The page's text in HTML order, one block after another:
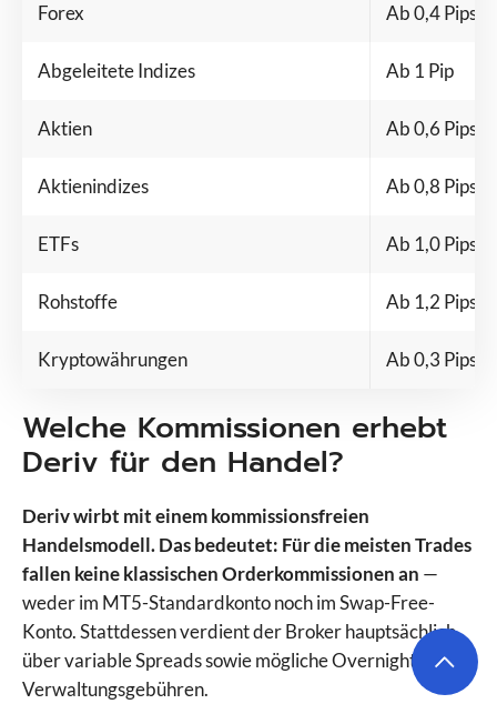
Forex Ab 0,4 Pips
Abgeleitete Indizes Ab 1 Pip
Aktien Ab 0,6 Pips
Aktienindizes Ab 0,8 Pips
ETFs Ab 1,0 Pips
Rohstoffe Ab 1,2 Pips
Kryptowährungen Ab 0,3 Pips
Welche Kommissionen erhebt
Deriv für den Handel?
Deriv wirbt mit einem kommissionsfreien
Handelsmodell. Das bedeutet: Für die meisten Trades
fallen keine klassischen Orderkommissionen an —
weder im MT5-Standardkonto noch im Swap-Free-
Konto. Stattdessen verdient der Broker hauptsächlich
über variable Spreads sowie mögliche Overnight- bzw.
Verwaltungsgebühren.